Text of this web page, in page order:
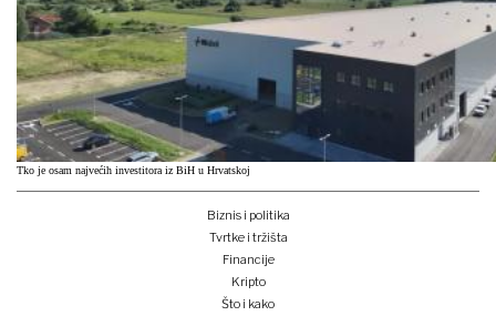
Tko je osam najvećih investitora iz BiH u Hrvatskoj
Biznis i politika
Tvrtke i tržišta
Financije
Kripto
Što i kako